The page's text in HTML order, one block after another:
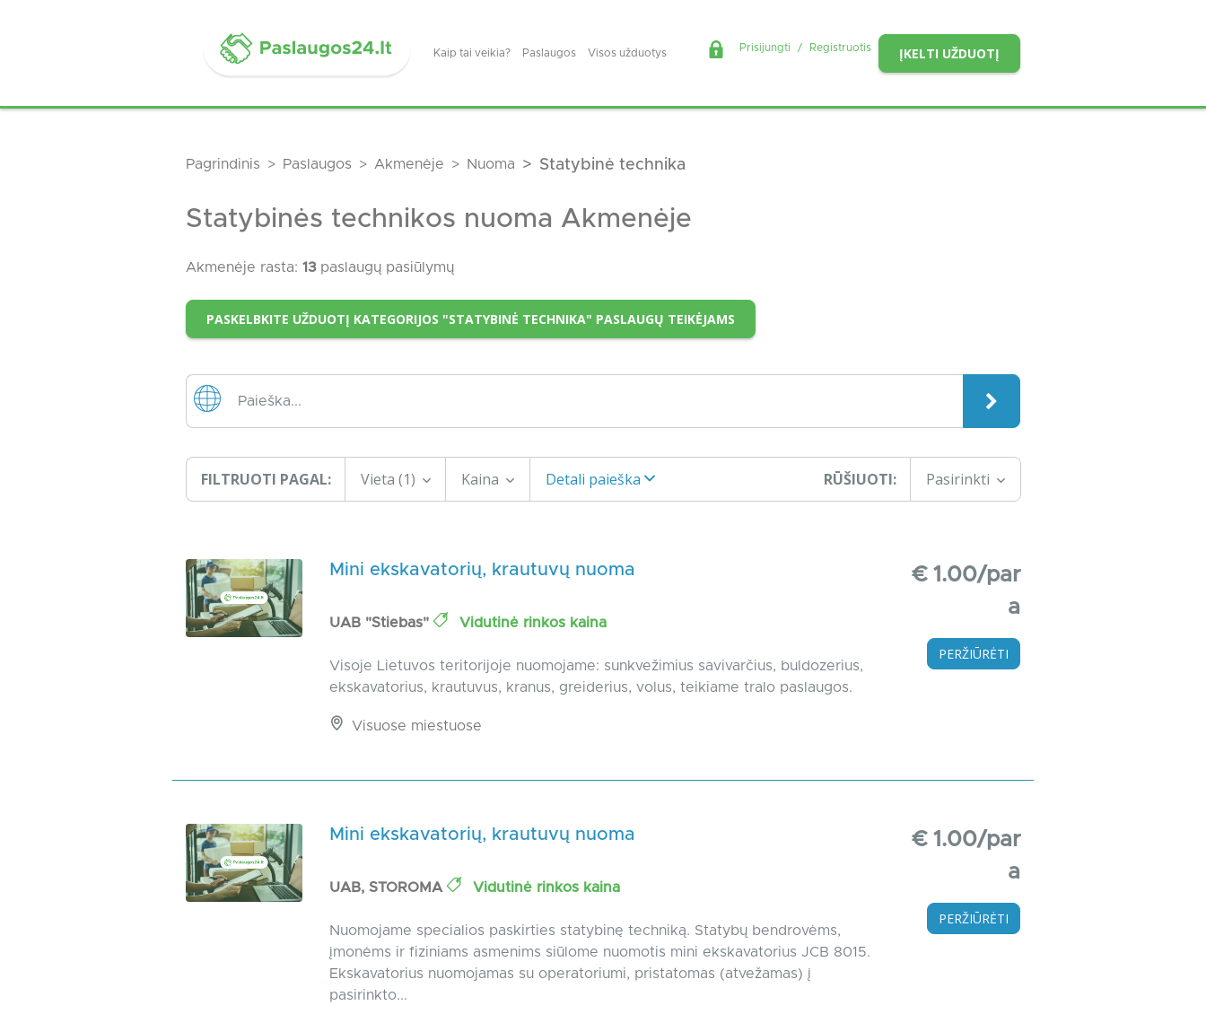
Kaip tai veikia? Paslaugos Visos užduotys ĮKELTI UŽDUOTĮ
Prisijungti / Registruotis
Pagrindinis Paslaugos Akmenėje Nuoma Statybinė technika
Statybinės technikos nuoma Akmenėje
Akmenėje rasta: 13paslaugų pasiūlymų
PASKELBKITE UŽDUOTĮ KATEGORIJOS "STATYBINĖ TECHNIKA" PASLAUGŲ TEIKĖJAMS
FILTRUOTI PAGAL: Vieta (1) Kaina Detali paieška RŪŠIUOTI: Pasirinkti
Mini ekskavatorių, krautuvų nuoma
UAB "Stiebas" Vidutinė rinkos kaina
Visoje Lietuvos teritorijoje nuomojame: sunkvežimius savivarčius, buldozerius,
ekskavatorius, krautuvus, kranus, greiderius, volus, teikiame tralo paslaugos.
Visuose miestuose
€ 1.00/par
a
PERŽIŪRĖTI
Mini ekskavatorių, krautuvų nuoma
UAB, STOROMA Vidutinė rinkos kaina
Nuomojame specialios paskirties statybinę techniką. Statybų bendrovėms,
įmonėms ir fiziniams asmenims siūlome nuomotis mini ekskavatorius JCB 8015.
Ekskavatorius nuomojamas su operatoriumi, pristatomas (atvežamas) į
pasirinkto...
€ 1.00/par
a
PERŽIŪRĖTI